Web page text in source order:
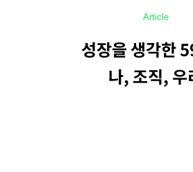
Article
성장을 생각한
나, 조직, 우